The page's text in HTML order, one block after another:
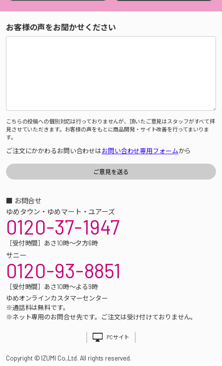
お客様の声をお聞かせください
こちらの投稿への個別対応は行っておりませんが、頂いたご意見はスタッフがすべて拝
見させていただきます。お客様の声をもとに商品開発・サイト改善を行ってまいりま
す。
ご注文にかかわるお問い合わせはお問い合わせ専用フォームから
■ お問合せ
ゆめタウン・ゆめマート・ユアーズ
0120-37-1947
［受付時間］あさ10時～夕方6時
サニー
0120-93-8851
［受付時間］あさ10時～よる9時
ゆめオンラインカスタマーセンター
※通話料は無料です。
※ネット専用のお問合せ先です。ご注文は受け付けておりません。
PCサイト
Copyright © IZUMI Co.,Ltd. All rights reserved.